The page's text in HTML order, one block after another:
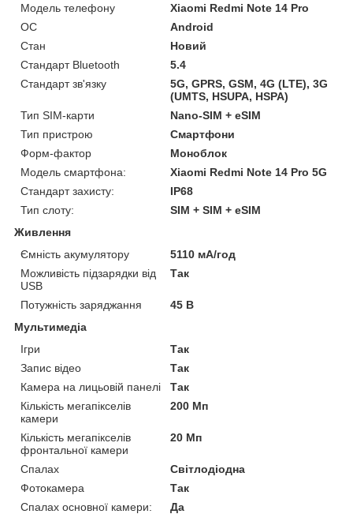
Модель телефону
Xiaomi Redmi Note 14 Pro
ОС
Android
Стан
Новий
Стандарт Bluetooth
5.4
Стандарт зв'язку
5G, GPRS, GSM, 4G (LTE), 3G
(UMTS, HSUPA, HSPA)
Тип SIM-карти
Nano-SIM + eSIM
Тип пристрою
Смартфони
Форм-фактор
Моноблок
Модель смартфона:
Xiaomi Redmi Note 14 Pro 5G
Стандарт захисту:
IP68
Тип слоту:
SIM + SIM + eSIM
Живлення
Ємність акумулятору
5110 мА/год
Можливість підзарядки від
USB
Так
Потужність заряджання
45 В
Мультимедіа
Ігри
Так
Запис відео
Так
Камера на лицьовій панелі
Так
Кількість мегапікселів
камери
200 Мп
Кількість мегапікселів
фронтальної камери
20 Мп
Спалах
Світлодіодна
Фотокамера
Так
Спалах основної камери:
Да